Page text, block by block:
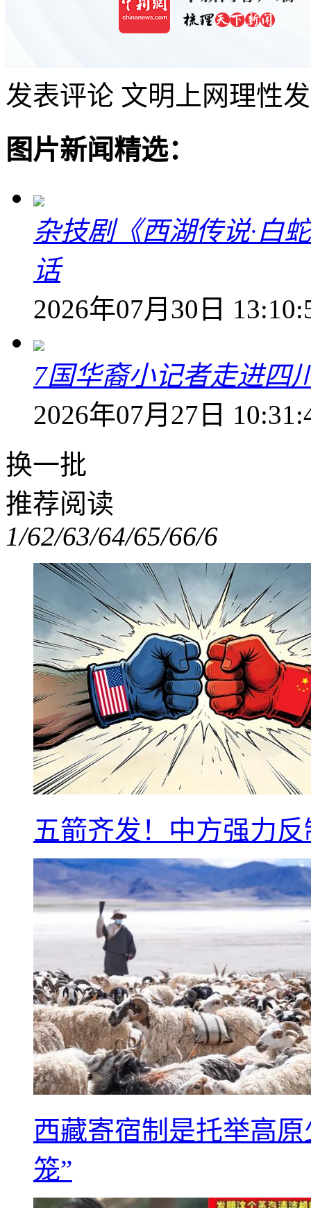
发表评论 文明上网理性
图片新闻精选：
杂技剧《西湖传说·白
话
2026年07月30日
7国华裔小记者走进四
2026年07月27日
换一批
推荐阅读
1/62/63/64/65/66/6
五箭齐发！中方强力
西藏寄宿制是托举高
笼”